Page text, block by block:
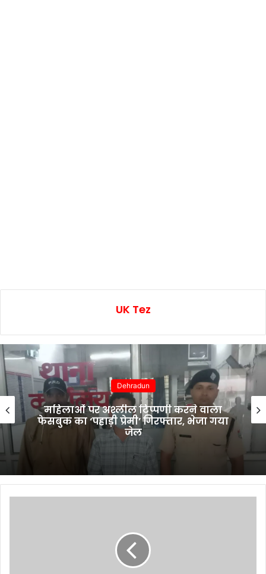
UK Tez
Dehradun
महिलाओं पर अश्लील टिप्पणी करने वाला
फेसबुक का ‘पहाड़ी प्रेमी’ गिरफ्तार, भेजा गया
जेल